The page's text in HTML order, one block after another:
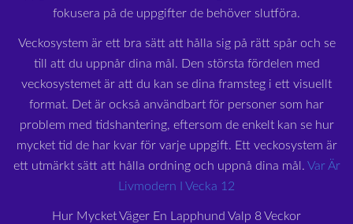
fokusera på de uppgifter de behöver slutföra.
Veckosystem är ett bra sätt att hålla sig på rätt spår och se
till att du uppnår dina mål. Den största fördelen med
veckosystemet är att du kan se dina framsteg i ett visuellt
format. Det är också användbart för personer som har
problem med tidshantering, eftersom de enkelt kan se hur
mycket tid de har kvar för varje uppgift. Ett veckosystem är
ett utmärkt sätt att hålla ordning och uppnå dina mål. Var Är
Livmodern I Vecka 12
Hur Mycket Väger En Lapphund Valp 8 Veckor